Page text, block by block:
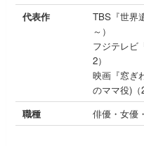
代表作
TBS『世界
～）
フジテレビ
2）
映画『窓ぎ
のママ役)（
職種
俳優・女優